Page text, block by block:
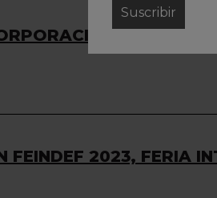
DE LA
FEINDEF 2023, FERIA